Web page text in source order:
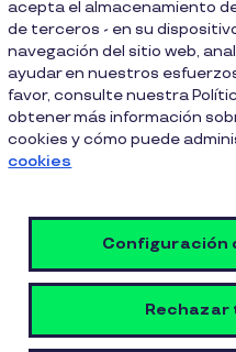
Descubre todo lo que
¿Tienes dudas o
👉
Contrata Pluxee
hasta un
para tu
acepta el almacenamiento
de terceros - en su
navegación del sitio web,
ayudar en nuestros
favor, consulte nuestra
obtener más información
cookies y cómo puede
cookies
Configuración
Rechazar